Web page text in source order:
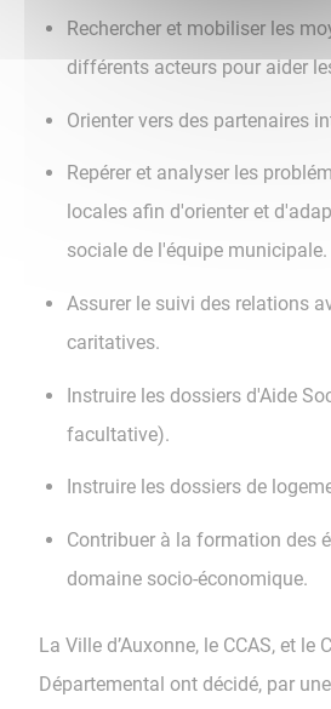
Rechercher et mobiliser les
différents acteurs pour aider
Orienter vers des partenaires
Repérer et analyser les
locales afin d'orienter et
sociale de l'équipe municipale.
Assurer le suivi des relations
caritatives.
Instruire les dossiers d'Aide
facultative).
Instruire les dossiers de
Contribuer à la formation des
domaine socio-économique.
La Ville d’Auxonne, le CCAS, et le
Départemental ont décidé, par